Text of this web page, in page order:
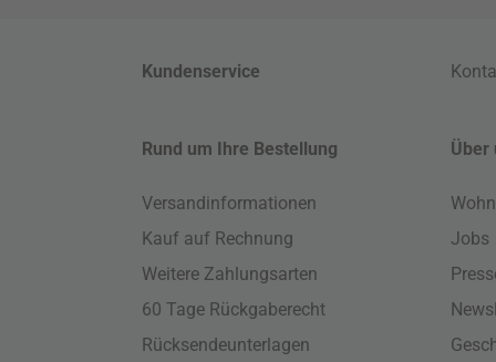
Kundenservice
Rund um Ihre Bestellung
Versandinformationen
Kauf auf Rechnung
Weitere Zahlungsarten
60 Tage Rückgaberecht
Rücksendeunterlagen
Über
Jobs